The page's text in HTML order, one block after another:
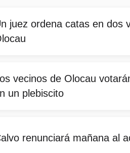
juez ordena catas en dos
vecinos de Olocau
un plebiscito
renunciará mañana al